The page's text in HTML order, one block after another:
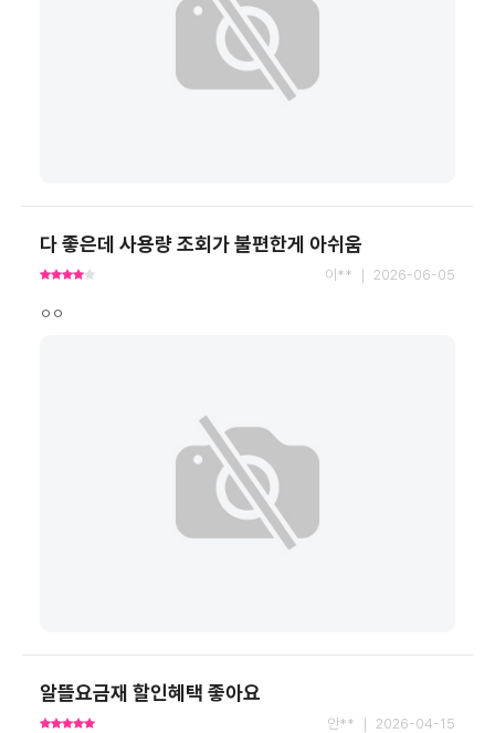
다 좋은데 사용량 조회가 불편한게 아쉬움
이** ｜ 2026-06-05
ㅇㅇ
알뜰요금재 할인혜택 좋아요
안** ｜ 2026-04-15